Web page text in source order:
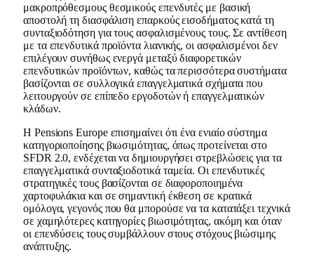
μακροπρόθεσμους θεσμικούς επενδυτές με βασική
αποστολή τη διασφάλιση επαρκούς εισοδήματος κατά τη
συνταξιοδότηση για τους ασφαλισμένους τους. Σε αντίθεση
με τα επενδυτικά προϊόντα λιανικής, οι ασφαλισμένοι δεν
επιλέγουν συνήθως ενεργά μεταξύ διαφορετικών
επενδυτικών προϊόντων, καθώς τα περισσότερα συστήματα
βασίζονται σε συλλογικά επαγγελματικά σχήματα που
λειτουργούν σε επίπεδο εργοδοτών ή επαγγελματικών
κλάδων.
Η Pensions Europe επισημαίνει ότι ένα ενιαίο σύστημα
κατηγοριοποίησης βιωσιμότητας, όπως προτείνεται στο
SFDR 2.0, ενδέχεται να δημιουργήσει στρεβλώσεις για τα
επαγγελματικά συνταξιοδοτικά ταμεία. Οι επενδυτικές
στρατηγικές τους βασίζονται σε διαφοροποιημένα
χαρτοφυλάκια και σε σημαντική έκθεση σε κρατικά
ομόλογα, γεγονός που θα μπορούσε να τα κατατάξει τεχνικά
σε χαμηλότερες κατηγορίες βιωσιμότητας, ακόμη και όταν
οι επενδύσεις τους συμβάλλουν στους στόχους βιώσιμης
ανάπτυξης.